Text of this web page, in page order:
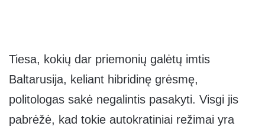
Tiesa, kokių dar priemonių galėtų imtis
Baltarusija, keliant hibridinę grėsmę,
politologas sakė negalintis pasakyti. Visgi jis
pabrėžė, kad tokie autokratiniai režimai yra